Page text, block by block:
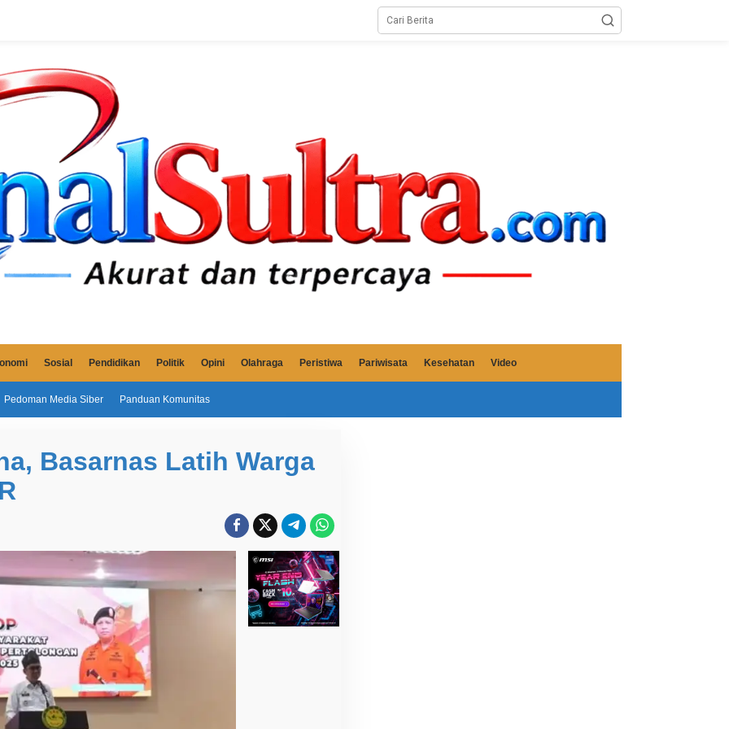
Sosial Pendidikan Politik Opini Olahraga Peristiwa Pariwisata Kesehatan Video
Pedoman Media Siber Panduan Komunitas
Basarnas Latih Warga